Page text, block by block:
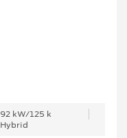
92 kW/125 k
Hybrid